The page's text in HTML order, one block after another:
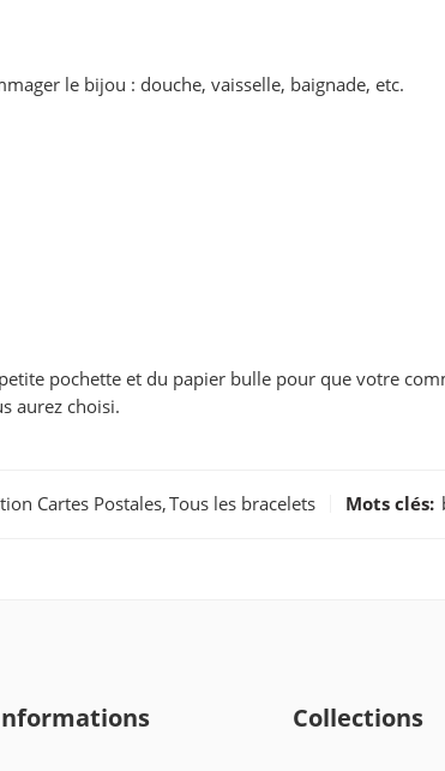
le bijou : douche, vaisselle, baignade, etc.
pochette et du papier bulle pour que votre
aurez choisi.
Cartes Postales,Tous les bracelets Mots clés:
Collections